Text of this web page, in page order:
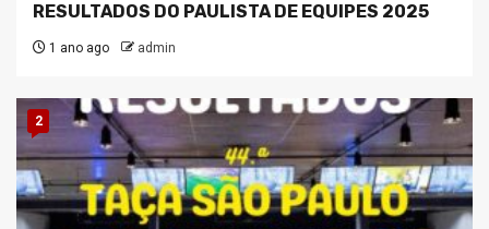
RESULTADOS DO PAULISTA DE EQUIPES 2025
1 ano ago admin
2